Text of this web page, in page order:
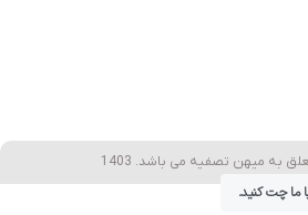
به میهن تصفیه می باشد. 1403
ما چت کنید.